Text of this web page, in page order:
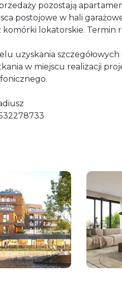
pozostają
postojowe w hali
komórki lokatorskie. Termin
uzyskania
w miejscu realizacji